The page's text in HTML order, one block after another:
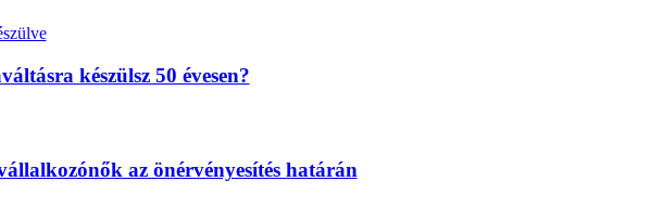
készülsz 50 évesen?
az önérvényesítés határán